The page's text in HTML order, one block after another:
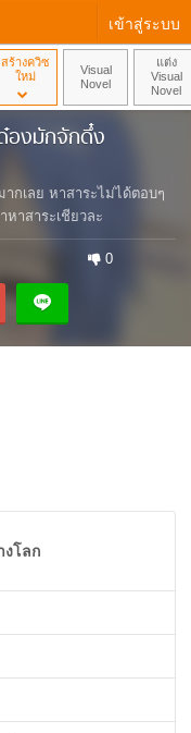
เข้าสู่ระบบ
สร้างควิซ
ใหม่
Visual
Novel
แต่ง
Visual
Novel
องมักจักดึ๋ง
ากเลย หาสาระไม่ได้ตอบๆ
าสาระเชียวละ
0
งโลก